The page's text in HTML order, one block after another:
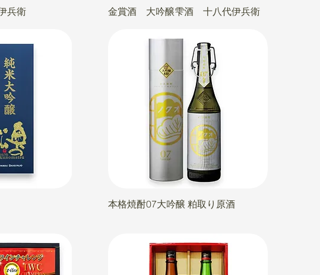
兵衛 金賞酒 大吟醸雫酒 十八代伊兵衛
本格焼酎07大吟醸 粕取り原酒